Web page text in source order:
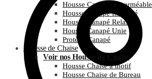
Housse Canapé Imperméable
Housse Canapé Imprimé
Housse Canapé Relax
Housse Canapé Unie
Protège Canapé
Housse de Chaise
Voir nos Housse de Chaise
Housse Chaise à motif
Housse Chaise de Bureau